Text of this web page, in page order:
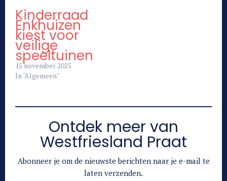
Kinderraad
Enkhuizen
kiest voor
veilige
speeltuinen
15 november 2025
In "Algemeen"
Ontdek meer van
Westfriesland Praat
Abonneer je om de nieuwste berichten naar je e-mail te
laten verzenden.